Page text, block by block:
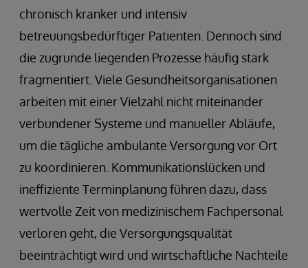
chronisch kranker und intensiv
betreuungsbedürftiger Patienten. Dennoch sind
die zugrunde liegenden Prozesse häufig stark
fragmentiert. Viele Gesundheitsorganisationen
arbeiten mit einer Vielzahl nicht miteinander
verbundener Systeme und manueller Abläufe,
um die tägliche ambulante Versorgung vor Ort
zu koordinieren. Kommunikationslücken und
ineffiziente Terminplanung führen dazu, dass
wertvolle Zeit von medizinischem Fachpersonal
verloren geht, die Versorgungsqualität
beeinträchtigt wird und wirtschaftliche Nachteile